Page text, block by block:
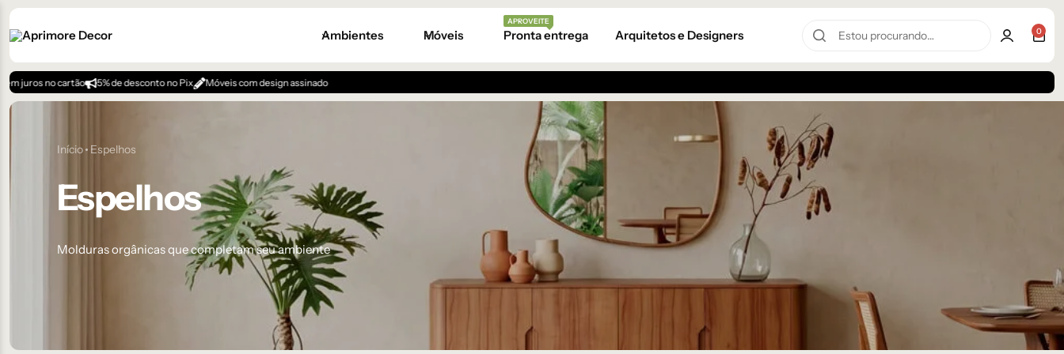
Ambientes Móveis Pronta entrega
APROVEITE
Arquitetos e Designers 0
5% de desconto no Pix Móveis com design assinado
Início Espelhos
Espelhos
Molduras orgânicas que completam seu ambiente